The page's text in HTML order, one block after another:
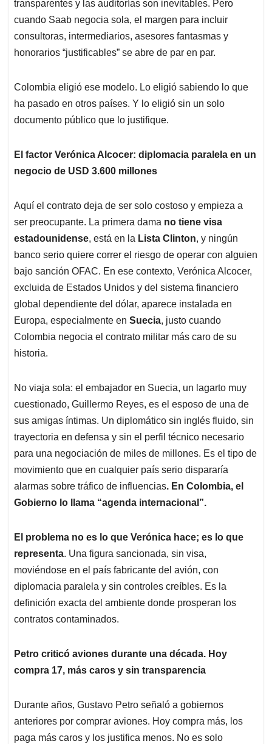
transparentes y las auditorías son inevitables. Pero
cuando Saab negocia sola, el margen para incluir
consultoras, intermediarios, asesores fantasmas y
honorarios “justificables” se abre de par en par.
Colombia eligió ese modelo. Lo eligió sabiendo lo que
ha pasado en otros países. Y lo eligió sin un solo
documento público que lo justifique.
El factor Verónica Alcocer: diplomacia paralela en un
negocio de USD 3.600 millones
Aquí el contrato deja de ser solo costoso y empieza a
ser preocupante. La primera dama no tiene visa
estadounidense, está en la Lista Clinton, y ningún
banco serio quiere correr el riesgo de operar con alguien
bajo sanción OFAC. En ese contexto, Verónica Alcocer,
excluida de Estados Unidos y del sistema financiero
global dependiente del dólar, aparece instalada en
Europa, especialmente en Suecia, justo cuando
Colombia negocia el contrato militar más caro de su
historia.
No viaja sola: el embajador en Suecia, un lagarto muy
cuestionado, Guillermo Reyes, es el esposo de una de
sus amigas íntimas. Un diplomático sin inglés fluido, sin
trayectoria en defensa y sin el perfil técnico necesario
para una negociación de miles de millones. Es el tipo de
movimiento que en cualquier país serio dispararía
alarmas sobre tráfico de influencias. En Colombia, el
Gobierno lo llama “agenda internacional”.
El problema no es lo que Verónica hace; es lo que
representa. Una figura sancionada, sin visa,
moviéndose en el país fabricante del avión, con
diplomacia paralela y sin controles creíbles. Es la
definición exacta del ambiente donde prosperan los
contratos contaminados.
Petro criticó aviones durante una década. Hoy
compra 17, más caros y sin transparencia
Durante años, Gustavo Petro señaló a gobiernos
anteriores por comprar aviones. Hoy compra más, los
paga más caros y los justifica menos. No es solo